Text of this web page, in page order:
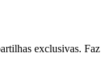
exclusivas. Faz